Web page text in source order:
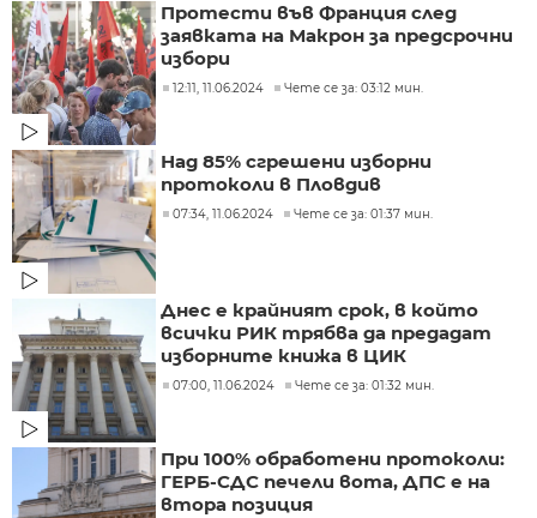
Протести във Франция след
заявката на Макрон за предсрочни
избори
12:11, 11.06.2024 Чете се за: 03:12 мин.
Над 85% сгрешени изборни
протоколи в Пловдив
07:34, 11.06.2024 Чете се за: 01:37 мин.
Днес е крайният срок, в който
всички РИК трябва да предадат
изборните книжа в ЦИК
07:00, 11.06.2024 Чете се за: 01:32 мин.
При 100% обработени протоколи:
ГЕРБ-СДС печели вота, ДПС е на
втора позиция